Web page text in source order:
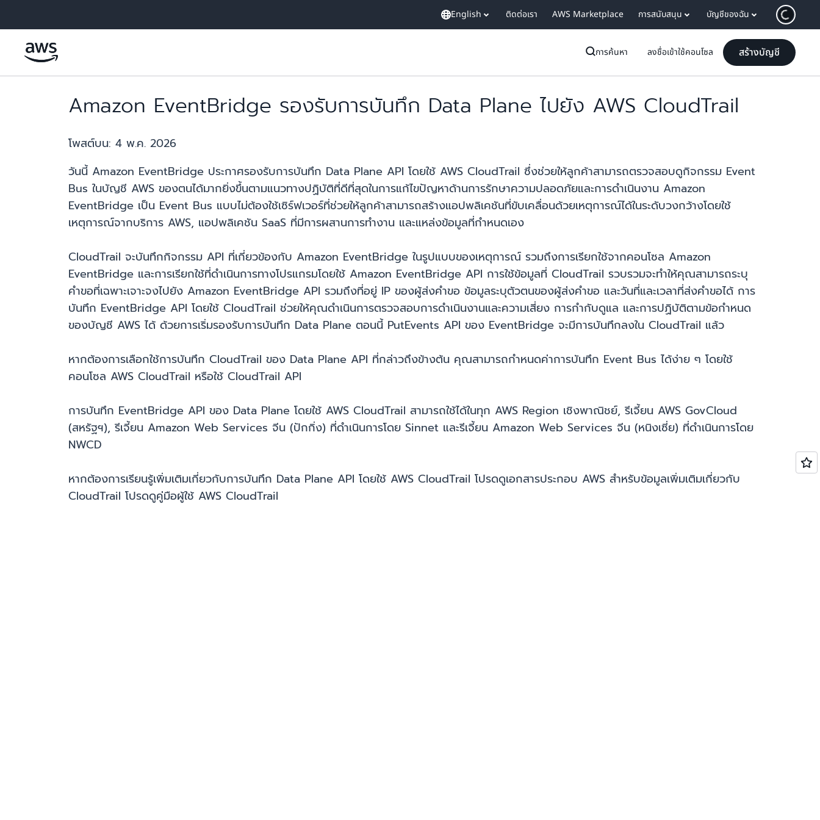
English ติดต่อเรา AWS Marketplace การสนับสนุน บัญชีของฉัน
การค้นหา ลงชื่อเข้าใช้คอนโซล สร้างบัญชี
Amazon EventBridge รองรับการบันทึก Data Plane ไปยัง AWS CloudTrail
โพสต์บน: 4 พ.ค. 2026
วันนี้ Amazon EventBridge ประกาศรองรับการบันทึก Data Plane API โดยใช้ AWS CloudTrail ซึ่งช่วยให้ลูกค้าสามารถตรวจสอบดูกิจกรรม Event
Bus ในบัญชี AWS ของตนได้มากยิ่งขึ้นตามแนวทางปฏิบัติที่ดีที่สุดในการแก้ไขปัญหาด้านการรักษาความปลอดภัยและการดำเนินงาน Amazon
EventBridge เป็น Event Bus แบบไม่ต้องใช้เซิร์ฟเวอร์ที่ช่วยให้ลูกค้าสามารถสร้างแอปพลิเคชันที่ขับเคลื่อนด้วยเหตุการณ์ได้ในระดับวงกว้างโดยใช้
เหตุการณ์จากบริการ AWS, แอปพลิเคชัน SaaS ที่มีการผสานการทำงาน และแหล่งข้อมูลที่กำหนดเอง
CloudTrail จะบันทึกกิจกรรม API ที่เกี่ยวข้องกับ Amazon EventBridge ในรูปแบบของเหตุการณ์ รวมถึงการเรียกใช้จากคอนโซล Amazon
EventBridge และการเรียกใช้ที่ดำเนินการทางโปรแกรมโดยใช้ Amazon EventBridge API การใช้ข้อมูลที่ CloudTrail รวบรวมจะทำให้คุณสามารถระบุ
คำขอที่เฉพาะเจาะจงไปยัง Amazon EventBridge API รวมถึงที่อยู่ IP ของผู้ส่งคำขอ ข้อมูลระบุตัวตนของผู้ส่งคำขอ และวันที่และเวลาที่ส่งคำขอได้ การ
บันทึก EventBridge API โดยใช้ CloudTrail ช่วยให้คุณดำเนินการตรวจสอบการดำเนินงานและความเสี่ยง การกำกับดูแล และการปฏิบัติตามข้อกำหนด
ของบัญชี AWS ได้ ด้วยการเริ่มรองรับการบันทึก Data Plane ตอนนี้ PutEvents API ของ EventBridge จะมีการบันทึกลงใน CloudTrail แล้ว
หากต้องการเลือกใช้การบันทึก CloudTrail ของ Data Plane API ที่กล่าวถึงข้างต้น คุณสามารถกำหนดค่าการบันทึก Event Bus ได้ง่าย ๆ โดยใช้
คอนโซล AWS CloudTrail หรือใช้ CloudTrail API
การบันทึก EventBridge API ของ Data Plane โดยใช้ AWS CloudTrail สามารถใช้ได้ในทุก AWS Region เชิงพาณิชย์, รีเจี้ยน AWS GovCloud
(สหรัฐฯ), รีเจี้ยน Amazon Web Services จีน (ปักกิ่ง) ที่ดำเนินการโดย Sinnet และรีเจี้ยน Amazon Web Services จีน (หนิงเซี่ย) ที่ดำเนินการโดย
NWCD
หากต้องการเรียนรู้เพิ่มเติมเกี่ยวกับการบันทึก Data Plane API โดยใช้ AWS CloudTrail โปรดดูเอกสารประกอบ AWS สำหรับข้อมูลเพิ่มเติมเกี่ยวกับ
CloudTrail โปรดดูคู่มือผู้ใช้ AWS CloudTrail